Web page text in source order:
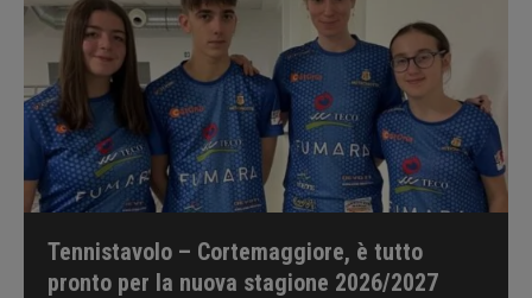
Tennistavolo – Cortemaggiore, è tutto
pronto per la nuova stagione 2026/2027